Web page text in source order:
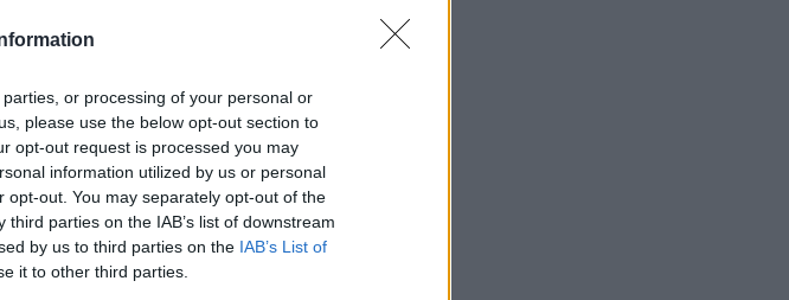
or processing of your personal or
please use the below opt-out section to
opt-out request is processed you may
information utilized by us or personal
out. You may separately opt-out of the
parties on the IAB’s list of downstream
by us to third parties on the IAB’s List of
it to other third parties.
detido por tráfico de drogas